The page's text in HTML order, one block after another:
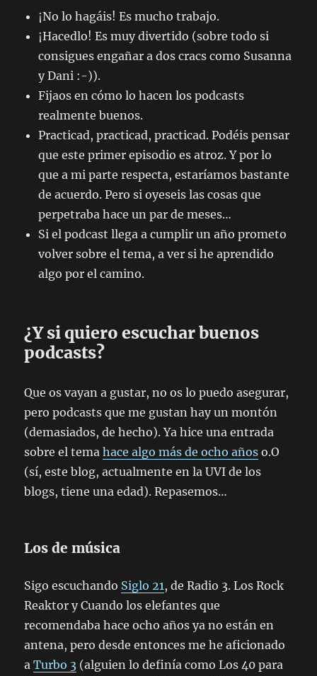
¡No lo hagáis! Es mucho trabajo.
¡Hacedlo! Es muy divertido (sobre todo si
consigues engañar a dos cracs como Susanna
y Dani :-)).
Fijaos en cómo lo hacen los podcasts
realmente buenos.
Practicad, practicad, practicad. Podéis pensar
que este primer episodio es atroz. Y por lo
que a mi parte respecta, estaríamos bastante
de acuerdo. Pero si oyeseis las cosas que
perpetraba hace un par de meses…
Si el podcast llega a cumplir un año prometo
volver sobre el tema, a ver si he aprendido
algo por el camino.
¿Y si quiero escuchar buenos
podcasts?
Que os vayan a gustar, no os lo puedo asegurar,
pero podcasts que me gustan hay un montón
(demasiados, de hecho). Ya hice una entrada
sobre el temahace algo más de ocho años o.O
(sí, este blog, actualmente en la UVI de los
blogs, tiene una edad). Repasemos…
Los de música
Sigo escuchando Siglo 21, de Radio 3. Los Rock
Reaktor y Cuando los elefantes que
recomendaba hace ocho años ya no están en
antena, pero desde entonces me he aficionado
aTurbo 3 (alguien lo definía como Los 40 para